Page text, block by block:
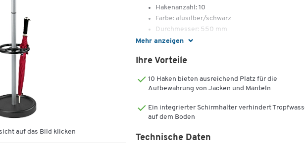
auf das Bild klicken
Mehr anzeigen
Hakenanzahl: 10
Farbe: alusilber/schwarz
Durchmesser: 550 mm
Höhe: 1900 mm
Ihre Vorteile
10 Haken bieten ausreichend Platz für die
Aufbewahrung von Jacken und Mänteln
Ein integrierter Schirmhalter verhindert
auf dem Boden
Technische Daten